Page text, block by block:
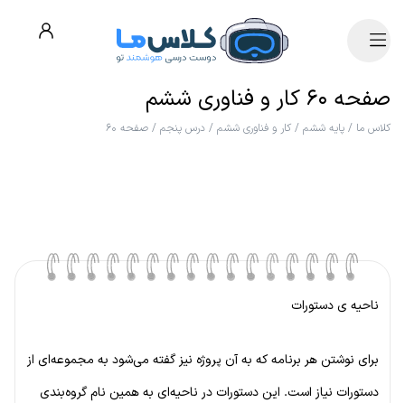
صفحه ۶۰ کار و فناوری ششم
کلاس ما / پایه ششم / کار و فناوری ششم / درس پنجم / صفحه ۶۰
ناحیه ی دستورات
برای نوشتن هر برنامه که به آن پروژه نیز گفته می‌شود به مجموعه‌ای از
دستورات نیاز است. این دستورات در ناحیه‌ای به همین نام گروه‌بندی